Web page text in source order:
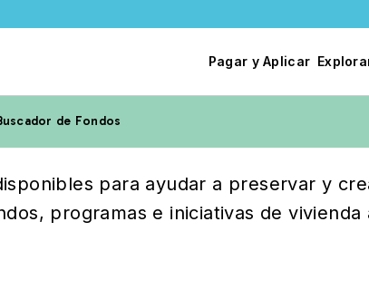
Pagar y Aplicar
de Fondos
Asequible
para ayudar a preservar y
programas e iniciativas de